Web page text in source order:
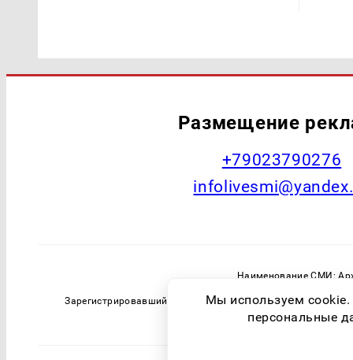
Размещение
+79023790276
Наименование СМИ:
Зарегистрировавший орган: Федеральная служба по
Мы используем
персональные